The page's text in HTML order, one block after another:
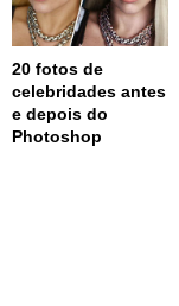
20 fotos de
celebridades antes
e depois do
Photoshop